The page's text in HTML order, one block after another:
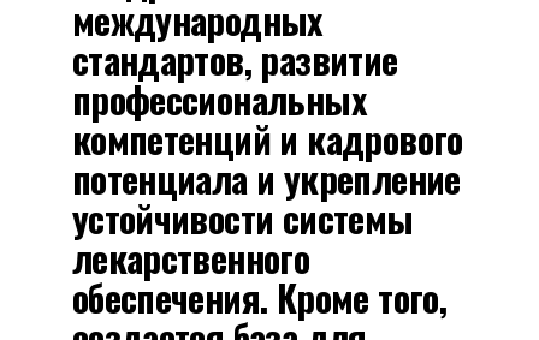
международных
стандартов, развитие
профессиональных
компетенций и кадрового
потенциала и укрепление
устойчивости системы
лекарственного
обеспечения. Кроме того,